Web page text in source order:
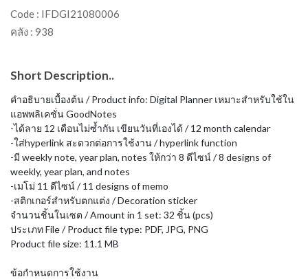
Code : IFDGI21080006
คลัง : 938
Short Description..
คำอธิบายเบื้องต้น / Product info: Digital Planner เหมาะสำหรับใช้ใน
แอพพลิเคชั่น GoodNotes
-ได้ลาย 12 เดือนไม่ซ้ำกัน เขียนวันที่เองได้ / 12 month calendar
-ใส่hyperlink สะดวกต่อการใช้งาน / hyperlink function
-มี weekly note, year plan, notes ให้กว่า 8 ดีไซน์ / 8 designs of
weekly, year plan, and notes
-เมโม่ 11 ดีไซน์ / 11 designs of memo
-สติกเกอร์สำหรับตกแต่ง / Decoration sticker
จำนวนชิ้นในเซต / Amount in 1 set: 32 ชิ้น (pcs)
ประเภท File / Product file type: PDF, JPG, PNG
Product file size: 11.1 MB
ข้อกำหนดการใช้งาน